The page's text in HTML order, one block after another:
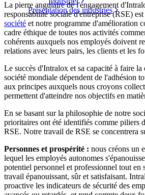
Présentation des industries
La pierre angulaire de l'engagement
responsabilité sociale d'entreprise (RSE) est
société et notre programme d'amélioration
cadre éthique de toutes nos activités
cohérents auxquels nos employés doivent
relations avec leurs pairs, les clients et les
Le succès d'Intralox et sa capacité à faire
société mondiale dépendent de l'adhésion
aux principes auxquels nous croyons
permettent d'atteindre nos objectifs en
En se basant sur la philosophie de notre
prioritaires ont été identifiés comme piliers
RSE. Notre travail de RSE se concentrera
Personnes et prospérité : nous créons un
lequel les employés autonomes
potentiel personnel et professionnel tout en
travail épanouissant, sûr et satisfaisant.
proactive les indicateurs de sécurité des